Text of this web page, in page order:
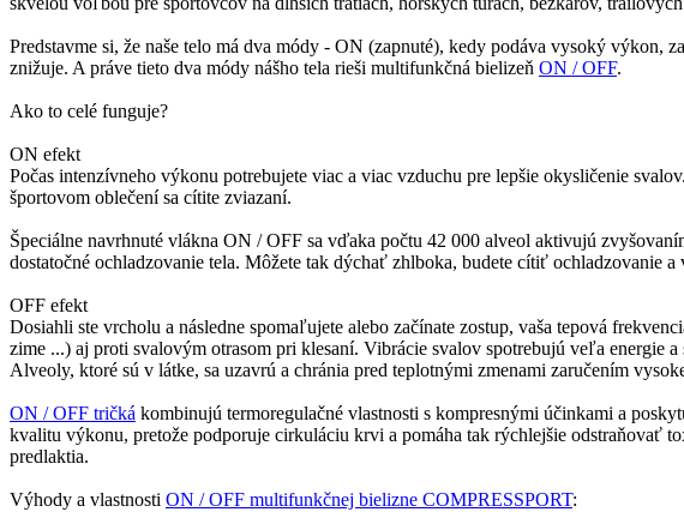
Predstavme si, že naše telo má dva módy - ON (zapnuté), kedy podáva vysoký výkon,
znižuje. A práve tieto dva módy nášho tela rieši multifunkčná bielizeň ON / OFF.
Ako to celé funguje?
ON efekt
Počas intenzívneho výkonu potrebujete viac a viac vzduchu pre lepšie okysličenie
športovom oblečení sa cítite zviazaní.
Špeciálne navrhnuté vlákna ON / OFF sa vďaka počtu 42 000 alveol aktivujú
dostatočné ochladzovanie tela. Môžete tak dýchať zhlboka, budete cítiť ochladzovanie
OFF efekt
Dosiahli ste vrcholu a následne spomaľujete alebo začínate zostup, vaša tepová
zime ...) aj proti svalovým otrasom pri klesaní. Vibrácie svalov spotrebujú veľa energie
Alveoly, ktoré sú v látke, sa uzavrú a chránia pred teplotnými zmenami zaručením
ON / OFF tričká kombinujú termoregulačné vlastnosti s kompresnými účinkami a
kvalitu výkonu, pretože podporuje cirkuláciu krvi a pomáha tak rýchlejšie odstraňovať
predlaktia.
Výhody a vlastnosti ON / OFF multifunkčnej bielizne COMPRESSPORT: